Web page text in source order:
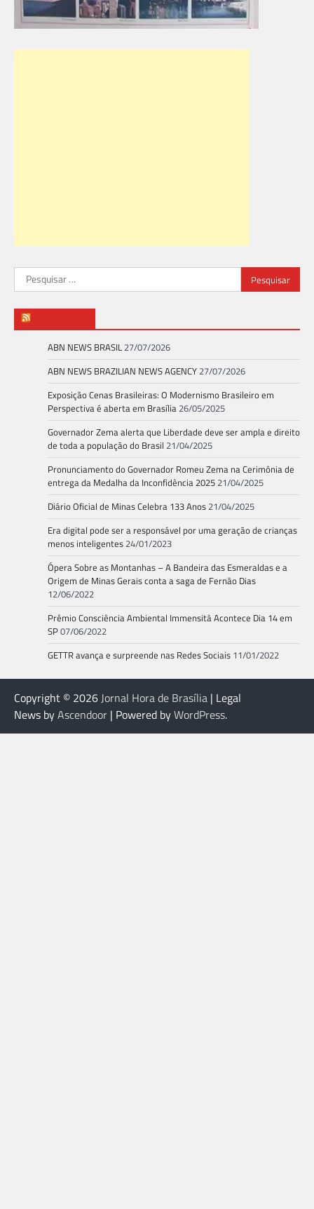
Pesquisar
por:
ABN NEWS BRASIL 27/07/2026
ABN NEWS BRAZILIAN NEWS AGENCY 27/07/2026
Exposição Cenas Brasileiras: O Modernismo Brasileiro em
Perspectiva é aberta em Brasília 26/05/2025
Governador Zema alerta que Liberdade deve ser ampla e direito
de toda a população do Brasil 21/04/2025
Pronunciamento do Governador Romeu Zema na Cerimônia de
entrega da Medalha da Inconfidência 2025 21/04/2025
Diário Oficial de Minas Celebra 133 Anos 21/04/2025
Era digital pode ser a responsável por uma geração de crianças
menos inteligentes 24/01/2023
Ópera Sobre as Montanhas – A Bandeira das Esmeraldas e a
Origem de Minas Gerais conta a saga de Fernão Dias
12/06/2022
Prêmio Consciência Ambiental Immensità Acontece Dia 14 em
SP07/06/2022
GETTR avança e surpreende nas Redes Sociais 11/01/2022
Copyright © 2026Jornal Hora de Brasília | Legal
News byAscendoor | Powered byWordPress.